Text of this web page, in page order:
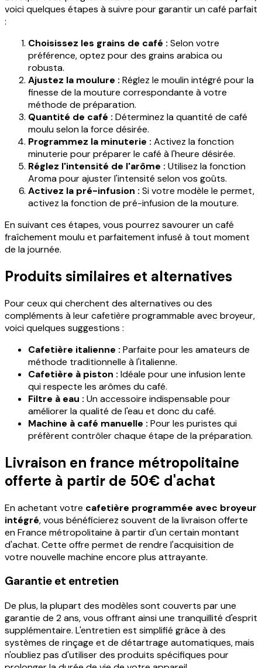
voici quelques étapes à suivre pour garantir un café parfait
:
Choisissez les grains de café : Selon votre
préférence, optez pour des grains arabica ou
robusta.
Ajustez la moulure : Réglez le moulin intégré pour la
finesse de la mouture correspondante à votre
méthode de préparation.
Quantité de café : Déterminez la quantité de café
moulu selon la force désirée.
Programmez la minuterie : Activez la fonction
minuterie pour préparer le café à l'heure désirée.
Réglez l'intensité de l'arôme : Utilisez la fonction
Aroma pour ajuster l'intensité selon vos goûts.
Activez la pré-infusion : Si votre modèle le permet,
activez la fonction de pré-infusion de la mouture.
En suivant ces étapes, vous pourrez savourer un café
fraîchement moulu et parfaitement infusé à tout moment
de la journée.
Produits similaires et alternatives
Pour ceux qui cherchent des alternatives ou des
compléments à leur cafetière programmable avec broyeur,
voici quelques suggestions :
Cafetière italienne : Parfaite pour les amateurs de
méthode traditionnelle à l'italienne.
Cafetière à piston : Idéale pour une infusion lente
qui respecte les arômes du café.
Filtre à eau : Un accessoire indispensable pour
améliorer la qualité de l'eau et donc du café.
Machine à café manuelle : Pour les puristes qui
préfèrent contrôler chaque étape de la préparation.
Livraison en france métropolitaine
offerte à partir de 50€ d'achat
En achetant votre cafetière programmée avec broyeur
intégré, vous bénéficierez souvent de la livraison offerte
en France métropolitaine à partir d'un certain montant
d'achat. Cette offre permet de rendre l'acquisition de
votre nouvelle machine encore plus attrayante.
Garantie et entretien
De plus, la plupart des modèles sont couverts par une
garantie de 2 ans, vous offrant ainsi une tranquillité d'esprit
supplémentaire. L'entretien est simplifié grâce à des
systèmes de rinçage et de détartrage automatiques, mais
n'oubliez pas d'utiliser des produits spécifiques pour